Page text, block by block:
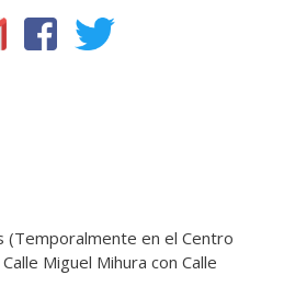
(Temporalmente en el Centro
Miguel Mihura con Calle